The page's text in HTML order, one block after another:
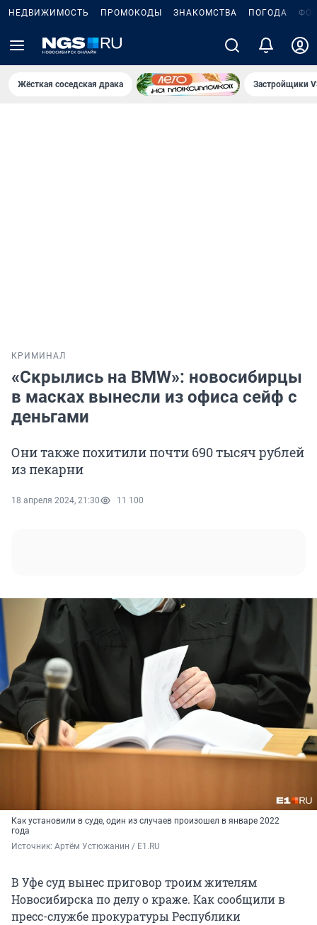
НЕДВИЖИМОСТЬ ПРОМОКОДЫ ЗНАКОМСТВА ПОГОДА
Жёсткая соседская драка Застройщики
КРИМИНАЛ
«Скрылись на BMW»: новосибирцы
в масках вынесли из офиса сейф с
деньгами
Они также похитили почти 690 тысяч рублей
из пекарни
18 апреля 2024, 21:30 11 100
Как установили в суде, один из случаев произошел в январе 2022
года
Источник: Артём Устюжанин / E1.RU
В Уфе суд вынес приговор троим жителям
Новосибирска по делу о краже. Как сообщили в
пресс-службе прокуратуры Республики